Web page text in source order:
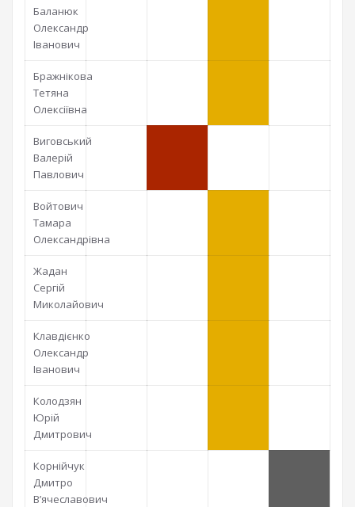
Баланюк
Олександр
Іванович
Бражнікова
Тетяна
Олексіївна
Виговський
Валерій
Павлович
Войтович
Тамара
Олександрівна
Жадан
Сергій
Миколайович
Клавдієнко
Олександр
Іванович
Колодзян
Юрій
Дмитрович
Корнійчук
Дмитро
В’ячеславович